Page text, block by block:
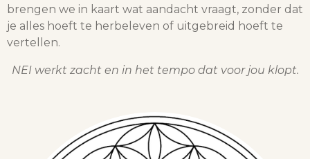
brengen we in kaart wat aandacht vraagt, zonder dat
je alles hoeft te herbeleven of uitgebreid hoeft te
vertellen.
NEI werkt zacht en in het tempo dat voor jou klopt.